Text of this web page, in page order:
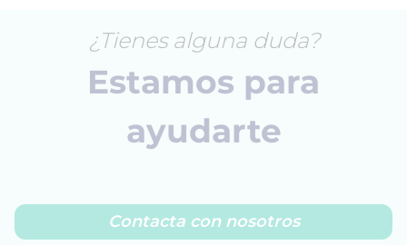
¿Tienes alguna duda?
Estamos para
ayudarte
Contacta con nosotros